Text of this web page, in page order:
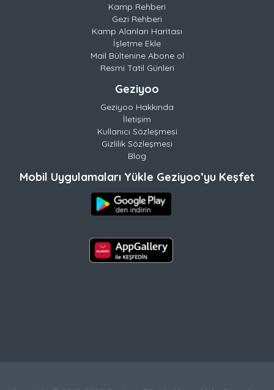
Kamp Rehberi
Gezi Rehberi
Kamp Alanları Haritası
İşletme Ekle
Mail Bültenine Abone ol
Resmi Tatil Günleri
Geziyoo
Geziyoo Hakkında
İletişim
Kullanıcı Sözleşmesi
Gizlilik Sözleşmesi
Blog
Mobil Uygulamaları Yükle Geziyoo’yu Keşfet